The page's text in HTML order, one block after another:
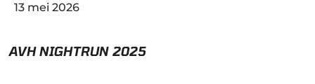
13 mei 2026
AVH NIGHTRUN 2025